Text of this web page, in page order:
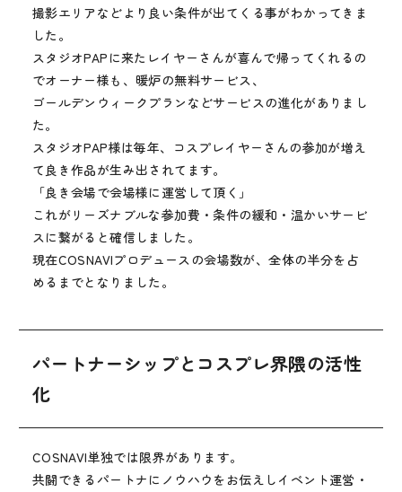
撮影エリアなどより良い条件が出てくる事がわかってきま
した。
スタジオPAPに来たレイヤーさんが喜んで帰ってくれるの
でオーナー様も、暖炉の無料サービス、
ゴールデンウィークプランなどサービスの進化がありまし
た。
スタジオPAP様は毎年、コスプレイヤーさんの参加が増え
て良き作品が生み出されてます。
「良き会場で会場様に運営して頂く」
これがリーズナブルな参加費・条件の緩和・温かいサービ
スに繋がると確信しました。
現在COSNAVIプロデュースの会場数が、全体の半分を占
めるまでとなりました。
パートナーシップとコスプレ界隈の活性
化
COSNAVI単独では限界があります。
共闘できるパートナにノウハウをお伝えしイベント運営・